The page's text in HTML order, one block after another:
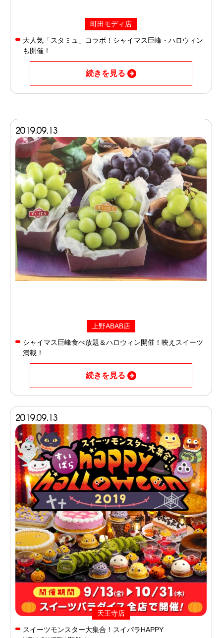
町田モディ店
大人気「スタミュ」コラボ！シャイマス巨峰・ハロウィン
も開催！
続きを見る
2019.09.13
上野ABAB店
シャイマス巨峰食べ放題＆ハロウィン開催！映えスイーツ
満載！
続きを見る
2019.09.13
天王寺店
スイーツモンスター大集合！スイパラHAPPY